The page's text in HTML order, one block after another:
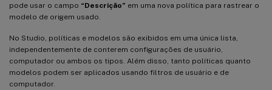
pode usar o campo “Descrição” em uma nova política para rastrear o
modelo de origem usado.
No Studio, políticas e modelos são exibidos em uma única lista,
independentemente de conterem configurações de usuário,
computador ou ambos os tipos. Além disso, tanto políticas quanto
modelos podem ser aplicados usando filtros de usuário e de
computador.